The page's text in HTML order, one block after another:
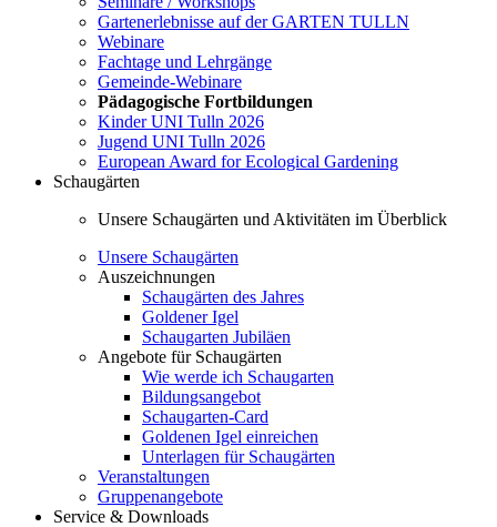
Gartenerlebnisse auf der GARTEN TULLN
Webinare
Fachtage und Lehrgänge
Gemeinde-Webinare
Pädagogische Fortbildungen
Kinder UNI Tulln 2026
Jugend UNI Tulln 2026
European Award for Ecological Gardening
Schaugärten
Unsere Schaugärten und Aktivitäten im Überblick
Unsere Schaugärten
Auszeichnungen
Schaugärten des Jahres
Goldener Igel
Schaugarten Jubiläen
Angebote für Schaugärten
Wie werde ich Schaugarten
Bildungsangebot
Schaugarten-Card
Goldenen Igel einreichen
Unterlagen für Schaugärten
Veranstaltungen
Gruppenangebote
Service & Downloads